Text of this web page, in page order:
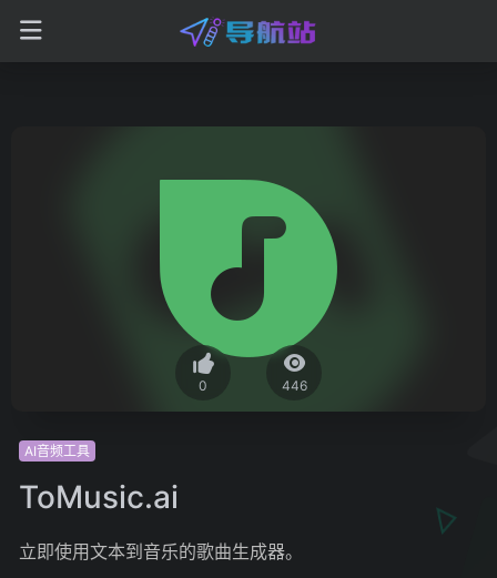
0 446
AI音频工具
ToMusic.ai
立即使用文本到音乐的歌曲生成器。